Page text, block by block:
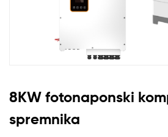
8KW fotonaponski
spremnika